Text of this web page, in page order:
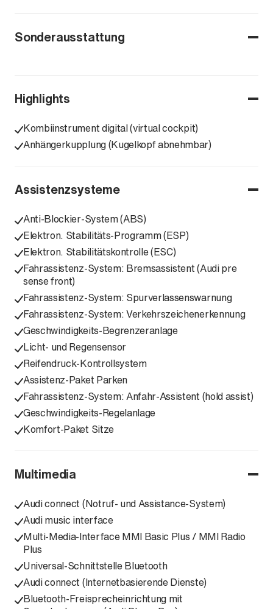
Sonderausstattung
Highlights
Kombiinstrument digital (virtual cockpit)
Anhängerkupplung (Kugelkopf abnehmbar)
Assistenzsysteme
Anti-Blockier-System (ABS)
Elektron. Stabilitäts-Programm (ESP)
Elektron. Stabilitätskontrolle (ESC)
Fahrassistenz-System: Bremsassistent (Audi pre
sense front)
Fahrassistenz-System: Spurverlassenswarnung
Fahrassistenz-System: Verkehrszeichenerkennung
Geschwindigkeits-Begrenzeranlage
Licht- und Regensensor
Reifendruck-Kontrollsystem
Assistenz-Paket Parken
Fahrassistenz-System: Anfahr-Assistent (hold assist)
Geschwindigkeits-Regelanlage
Komfort-Paket Sitze
Multimedia
Audi connect (Notruf- und Assistance-System)
Audi music interface
Multi-Media-Interface MMI Basic Plus / MMI Radio
Plus
Universal-Schnittstelle Bluetooth
Audi connect (Internetbasierende Dienste)
Bluetooth-Freisprecheinrichtung mit